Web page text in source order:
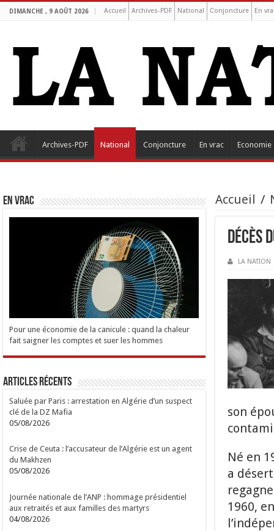
DIMANCHE , 9 AOÛT 2026 Accueil Archives-PDF National Conjoncture En
Archives-PDF National Conjoncture En vrac Economie
Accueil /
Décès
LA NATION
son
Né en
a
1960,
EN VRAC
Pour une économie de la canicule : quand la chaleur
fait saigner les comptes et suer les hommes
Articles Récents
Saluée par Paris : arrestation en Algérie d’un suspect
clé de la DZ Mafia
05/08/2026
Crise de Ceuta : l’accusateur de l’Algérie est un agent
du Makhzen
05/08/2026
Journée nationale de l’ANP : hommage présidentiel
aux retraités et aux familles des martyrs
04/08/2026